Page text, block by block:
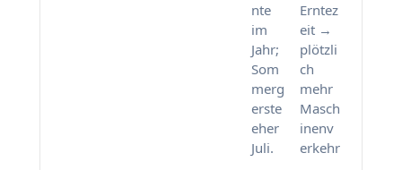
nte
im
Jahr;
Som
merg
erste
eher
Juli.
Erntez
eit →
plötzli
ch
mehr
Masch
inenv
erkehr